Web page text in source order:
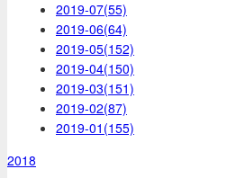
2019-07(55)
2019-06(64)
2019-05(152)
2019-04(150)
2019-03(151)
2019-02(87)
2019-01(155)
2018